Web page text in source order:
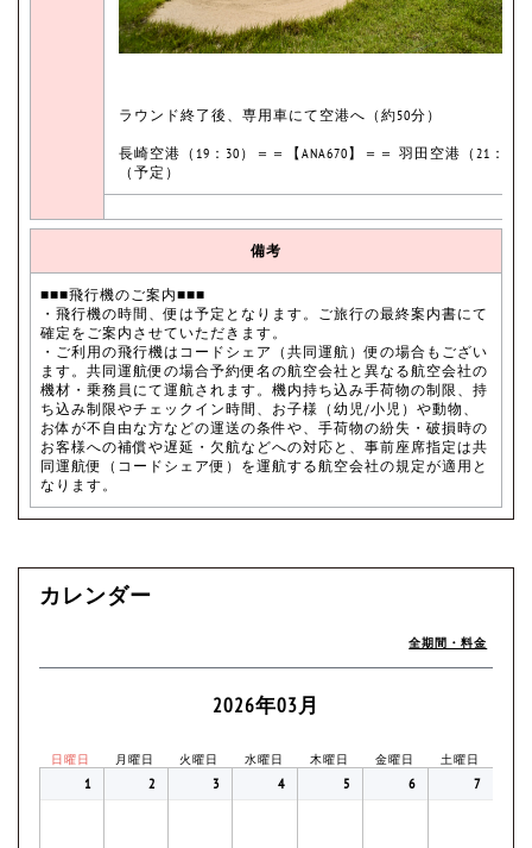
ラウンド終了後、専用車にて空港へ（約50分）
長崎空港（19：30）＝＝【ANA670】＝＝ 羽田空港（21：10
（予定）
備考
■■■飛行機のご案内■■■
・飛行機の時間、便は予定となります。ご旅行の最終案内書にて
確定をご案内させていただきます。
・ご利用の飛行機はコードシェア（共同運航）便の場合もござい
ます。共同運航便の場合予約便名の航空会社と異なる航空会社の
機材・乗務員にて運航されます。機内持ち込み手荷物の制限、持
ち込み制限やチェックイン時間、お子様（幼児/小児）や動物、
お体が不自由な方などの運送の条件や、手荷物の紛失・破損時の
お客様への補償や遅延・欠航などへの対応と、事前座席指定は共
同運航便（コードシェア便）を運航する航空会社の規定が適用と
なります。
カレンダー
全期間・料金
2026年03月
日曜日 月曜日 火曜日 水曜日 木曜日 金曜日 土曜日
1 2 3 4 5 6 7